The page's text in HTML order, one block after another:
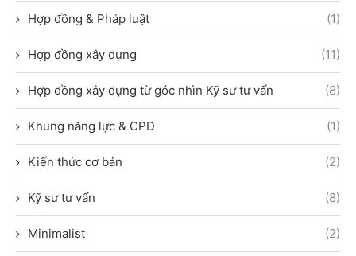
Hợp đồng & Pháp luật (1)
Hợp đồng xây dựng (11)
Hợp đồng xây dựng từ góc nhìn Kỹ sư tư vấn (8)
Khung năng lực & CPD (1)
Kiến thức cơ bản (2)
Kỹ sư tư vấn (8)
Minimalist (2)